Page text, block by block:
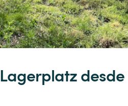
Lagerplatz desde